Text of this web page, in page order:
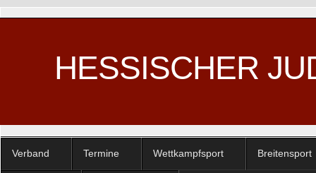
HESSISCHER
Verband Termine Wettkampfsport Breitensport